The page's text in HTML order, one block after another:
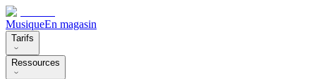
MusiqueEn magasin
Tarifs
Ressources